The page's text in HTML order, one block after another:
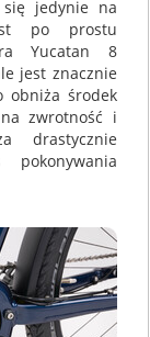
się jedynie na
po prostu
Yucatan 8
jest znacznie
obniża środek
zwrotność i
drastycznie